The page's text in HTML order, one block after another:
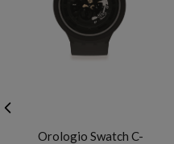
Orologio Swatch C-